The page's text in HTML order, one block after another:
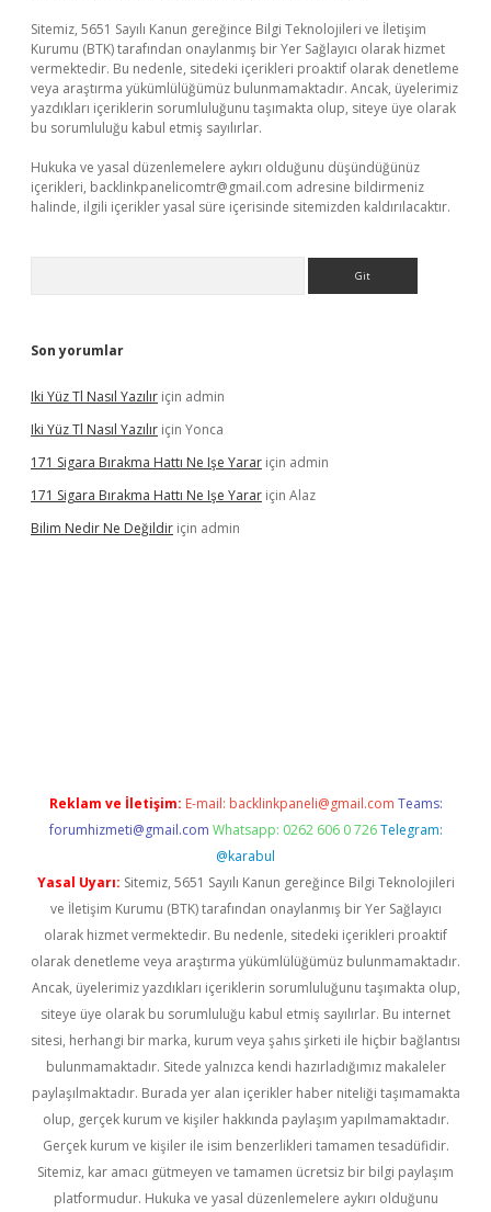
Sitemiz, 5651 Sayılı Kanun gereğince Bilgi Teknolojileri ve İletişim
Kurumu (BTK) tarafından onaylanmış bir Yer Sağlayıcı olarak hizmet
vermektedir. Bu nedenle, sitedeki içerikleri proaktif olarak denetleme
veya araştırma yükümlülüğümüz bulunmamaktadır. Ancak, üyelerimiz
yazdıkları içeriklerin sorumluluğunu taşımakta olup, siteye üye olarak
bu sorumluluğu kabul etmiş sayılırlar.
Hukuka ve yasal düzenlemelere aykırı olduğunu düşündüğünüz
içerikleri, backlinkpanelicomtr@gmail.com adresine bildirmeniz
halinde, ilgili içerikler yasal süre içerisinde sitemizden kaldırılacaktır.
Son yorumlar
Iki Yüz Tl Nasıl Yazılır için admin
Iki Yüz Tl Nasıl Yazılır için Yonca
171 Sigara Bırakma Hattı Ne Işe Yarar için admin
171 Sigara Bırakma Hattı Ne Işe Yarar için Alaz
Bilim Nedir Ne Değildir için admin
Reklam ve İletişim: E-mail: backlinkpaneli@gmail.com Teams:
forumhizmeti@gmail.com Whatsapp: 0262 606 0 726 Telegram:
@karabul
Yasal Uyarı: Sitemiz, 5651 Sayılı Kanun gereğince Bilgi Teknolojileri
ve İletişim Kurumu (BTK) tarafından onaylanmış bir Yer Sağlayıcı
olarak hizmet vermektedir. Bu nedenle, sitedeki içerikleri proaktif
olarak denetleme veya araştırma yükümlülüğümüz bulunmamaktadır.
Ancak, üyelerimiz yazdıkları içeriklerin sorumluluğunu taşımakta olup,
siteye üye olarak bu sorumluluğu kabul etmiş sayılırlar. Bu internet
sitesi, herhangi bir marka, kurum veya şahıs şirketi ile hiçbir bağlantısı
bulunmamaktadır. Sitede yalnızca kendi hazırladığımız makaleler
paylaşılmaktadır. Burada yer alan içerikler haber niteliği taşımamakta
olup, gerçek kurum ve kişiler hakkında paylaşım yapılmamaktadır.
Gerçek kurum ve kişiler ile isim benzerlikleri tamamen tesadüfidir.
Sitemiz, kar amacı gütmeyen ve tamamen ücretsiz bir bilgi paylaşım
platformudur. Hukuka ve yasal düzenlemelere aykırı olduğunu